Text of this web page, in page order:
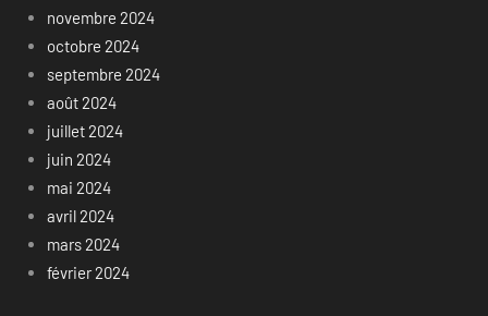
novembre 2024
octobre 2024
septembre 2024
août 2024
juillet 2024
juin 2024
mai 2024
avril 2024
mars 2024
février 2024